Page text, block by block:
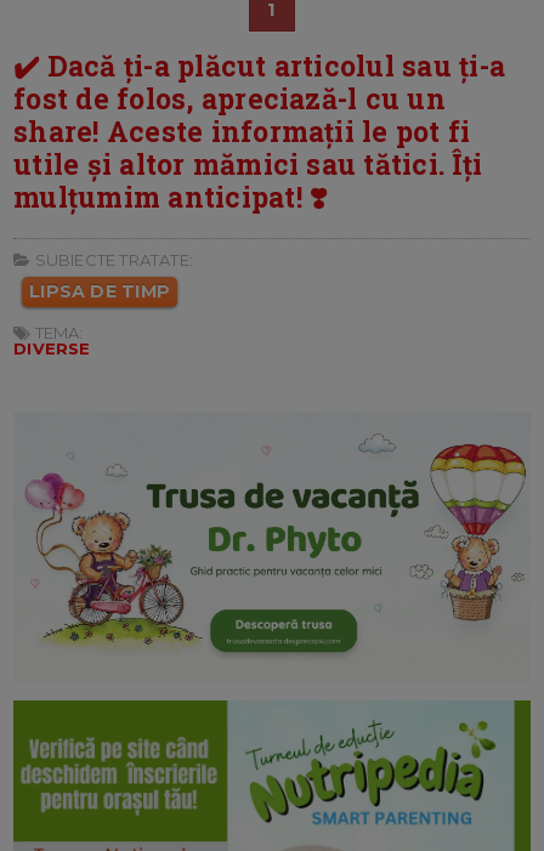
1
✔️ Dacă ți-a plăcut articolul sau ți-a
fost de folos, apreciază-l cu un
share! Aceste informații le pot fi
utile și altor mămici sau tătici. Îți
mulțumim anticipat! ❣️
SUBIECTE TRATATE:
LIPSA DE TIMP
TEMA:
DIVERSE